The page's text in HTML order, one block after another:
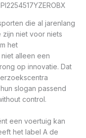
die al jarenlang
niet voor niets
het
alleen een
op innovatie. Dat
slogan passend
control.
een voertuig kan
het label A de